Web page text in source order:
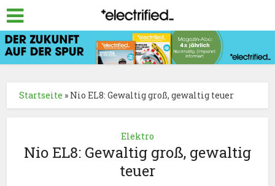
Startseite » Nio EL8: Gewaltig groß, gewaltig teuer
Elektro
Nio EL8: Gewaltig groß, gewaltig
teuer